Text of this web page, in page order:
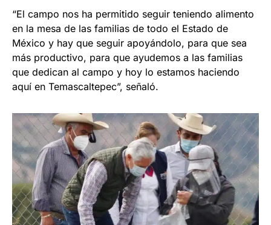
“El campo nos ha permitido seguir teniendo alimento
en la mesa de las familias de todo el Estado de
México y hay que seguir apoyándolo, para que sea
más productivo, para que ayudemos a las familias
que dedican al campo y hoy lo estamos haciendo
aquí en Temascaltepec”, señaló.